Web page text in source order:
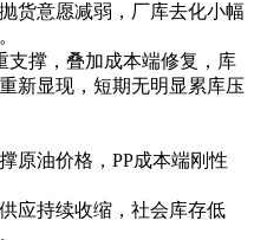
货意愿减弱，厂库去化小幅
支撑，叠加成本端修复，库
新显现，短期无明显累库压
原油价格，PP成本端刚性
应持续收缩，社会库存低